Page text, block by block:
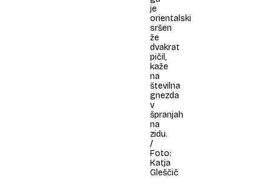
je
orientalski
sršen
že
dvakrat
pičil,
kaže
na
številna
gnezda
v
špranjah
na
zidu.
/
Foto:
Katja
Gleščič